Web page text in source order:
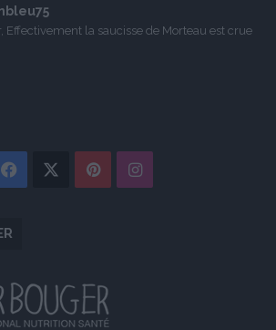
Effectivement la saucisse de Morteau est crue
Facebook PinterestInstagram